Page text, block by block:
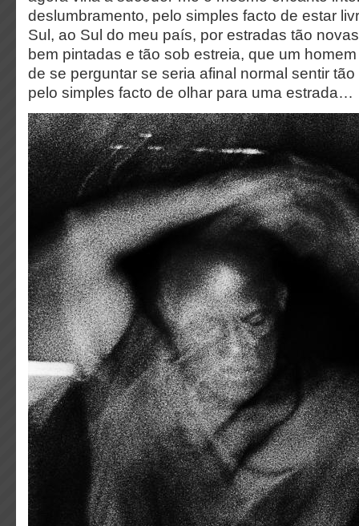
deslumbramento, pelo simples facto de estar
Sul, ao Sul do meu país, por estradas tão
bem pintadas e tão sob estreia, que um
de se perguntar se seria afinal normal sentir
pelo simples facto de olhar para uma estrada…